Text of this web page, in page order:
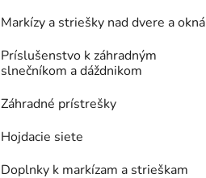
Markízy a striešky nad dvere a okná
Príslušenstvo k záhradným
slnečníkom a dáždnikom
Záhradné prístrešky
Hojdacie siete
Doplnky k markízam a strieškam